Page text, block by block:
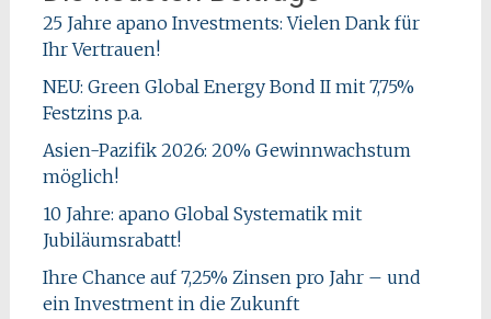
25 Jahre apano Investments: Vielen Dank für
Ihr Vertrauen!
NEU: Green Global Energy Bond II mit 7,75%
Festzins p.a.
Asien-Pazifik 2026: 20% Gewinnwachstum
möglich!
10 Jahre: apano Global Systematik mit
Jubiläumsrabatt!
Ihre Chance auf 7,25% Zinsen pro Jahr – und
ein Investment in die Zukunft